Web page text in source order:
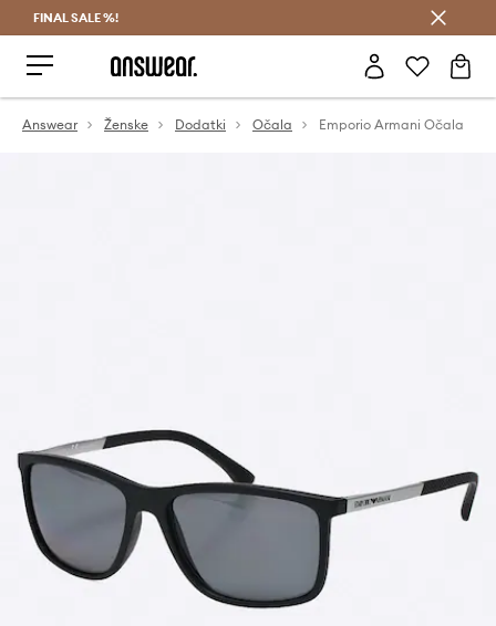
FINAL SALE %!
Answear Ženske Dodatki Očala Emporio Armani Očala